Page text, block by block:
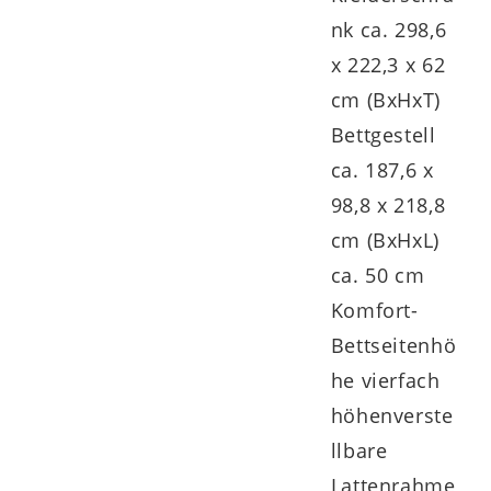
sechstürige Kleiderschrank 530062
sechs Kleiderbödenund
ausgestattet. Seine
ca. 299 x 222 x 62 cm
Schlafzimmerkombination überzeugt mit
einigen funktionalen Höhepunkten. Dazu
zählt in erster Linie der umfangreiche
nk ca. 298,6
x 222,3 x 62
cm (BxHxT)
Bettgestell
ca. 187,6 x
98,8 x 218,8
cm (BxHxL)
ca. 50 cm
Komfort-
Bettseitenhö
he vierfach
höhenverste
llbare
Lattenrahme